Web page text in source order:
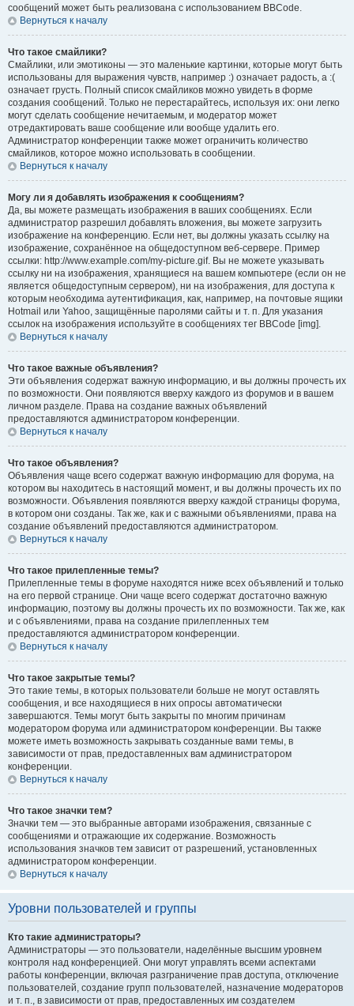
сообщений может быть реализована с использованием BBCode.
Вернуться к началу
Что такое смайлики?
Смайлики, или эмотиконы — это маленькие картинки, которые могут быть
использованы для выражения чувств, например :) означает радость, а :(
означает грусть. Полный список смайликов можно увидеть в форме
создания сообщений. Только не перестарайтесь, используя их: они легко
могут сделать сообщение нечитаемым, и модератор может
отредактировать ваше сообщение или вообще удалить его.
Администратор конференции также может ограничить количество
смайликов, которое можно использовать в сообщении.
Вернуться к началу
Могу ли я добавлять изображения к сообщениям?
Да, вы можете размещать изображения в ваших сообщениях. Если
администратор разрешил добавлять вложения, вы можете загрузить
изображение на конференцию. Если нет, вы должны указать ссылку на
изображение, сохранённое на общедоступном веб-сервере. Пример
ссылки: http://www.example.com/my-picture.gif. Вы не можете указывать
ссылку ни на изображения, хранящиеся на вашем компьютере (если он не
является общедоступным сервером), ни на изображения, для доступа к
которым необходима аутентификация, как, например, на почтовые ящики
Hotmail или Yahoo, защищённые паролями сайты и т. п. Для указания
ссылок на изображения используйте в сообщениях тег BBCode [img].
Вернуться к началу
Что такое важные объявления?
Эти объявления содержат важную информацию, и вы должны прочесть их
по возможности. Они появляются вверху каждого из форумов и в вашем
личном разделе. Права на создание важных объявлений
предоставляются администратором конференции.
Вернуться к началу
Что такое объявления?
Объявления чаще всего содержат важную информацию для форума, на
котором вы находитесь в настоящий момент, и вы должны прочесть их по
возможности. Объявления появляются вверху каждой страницы форума,
в котором они созданы. Так же, как и с важными объявлениями, права на
создание объявлений предоставляются администратором.
Вернуться к началу
Что такое прилепленные темы?
Прилепленные темы в форуме находятся ниже всех объявлений и только
на его первой странице. Они чаще всего содержат достаточно важную
информацию, поэтому вы должны прочесть их по возможности. Так же, как
и с объявлениями, права на создание прилепленных тем
предоставляются администратором конференции.
Вернуться к началу
Что такое закрытые темы?
Это такие темы, в которых пользователи больше не могут оставлять
сообщения, и все находящиеся в них опросы автоматически
завершаются. Темы могут быть закрыты по многим причинам
модератором форума или администратором конференции. Вы также
можете иметь возможность закрывать созданные вами темы, в
зависимости от прав, предоставленных вам администратором
конференции.
Вернуться к началу
Что такое значки тем?
Значки тем — это выбранные авторами изображения, связанные с
сообщениями и отражающие их содержание. Возможность
использования значков тем зависит от разрешений, установленных
администратором конференции.
Вернуться к началу
Уровни пользователей и группы
Кто такие администраторы?
Администраторы — это пользователи, наделённые высшим уровнем
контроля над конференцией. Они могут управлять всеми аспектами
работы конференции, включая разграничение прав доступа, отключение
пользователей, создание групп пользователей, назначение модераторов
и т. п., в зависимости от прав, предоставленных им создателем